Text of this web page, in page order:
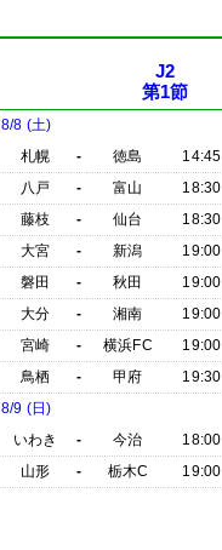
J2
第1節
8/8 (土)
札幌
- 徳島 14:45
八戸
- 富山 18:30
藤枝
- 仙台 18:30
大宮
- 新潟 19:00
磐田
- 秋田 19:00
大分
- 湘南 19:00
宮崎
- 横浜FC 19:00
鳥栖
- 甲府 19:30
8/9 (日)
いわき
- 今治 18:00
山形
- 栃木C 19:00